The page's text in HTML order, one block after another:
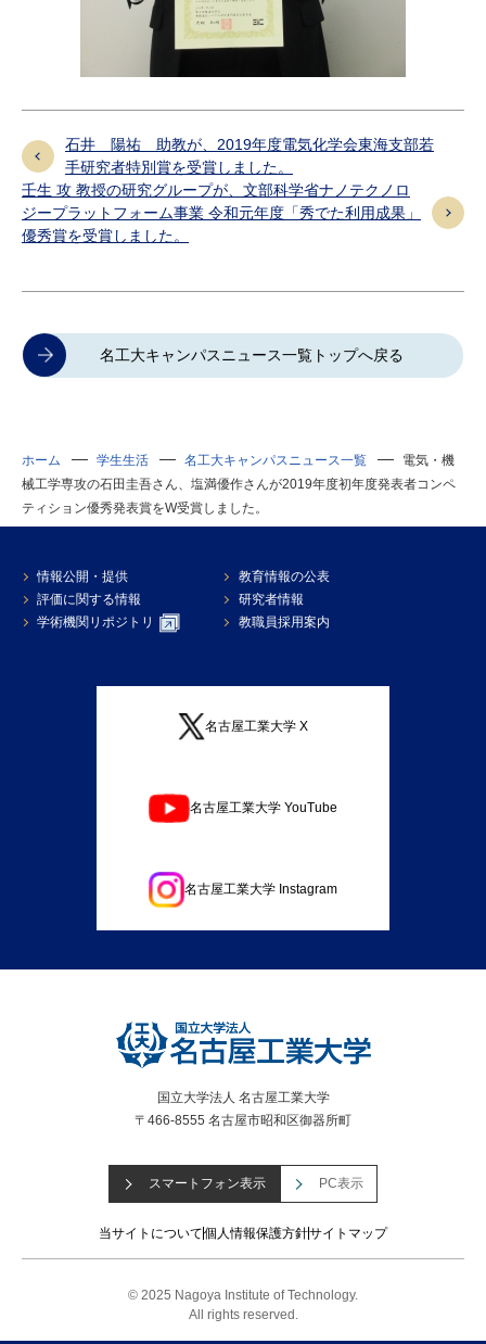
石井 陽祐 助教が、2019年度電気化学会東海支部若
手研究者特別賞を受賞しました。
壬生 攻 教授の研究グループが、文部科学省ナノテクノロ
ジープラットフォーム事業 令和元年度「秀でた利用成果」
優秀賞を受賞しました。
名工大キャンパスニュース一覧トップへ戻る
ホーム 学生生活 名工大キャンパスニュース一覧
電気・機
械工学専攻の石田圭吾さん、塩満優作さんが2019年度初年度発表者コンペ
ティション優秀発表賞をW受賞しました。
情報公開・提供
教育情報の公表
評価に関する情報
研究者情報
学術機関リポジトリ
教職員採用案内
名古屋工業大学 X
名古屋工業大学 YouTube
名古屋工業大学 Instagram
国立大学法人 名古屋工業大学
〒466-8555 名古屋市昭和区御器所町
スマートフォン表示 PC表示
当サイトについて個人情報保護方針サイトマップ
© 2025 Nagoya Institute of Technology.
All rights reserved.